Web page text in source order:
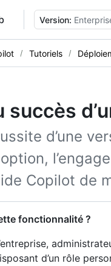
Version:
Tutoriels
succès
d’une
Copilot de
fonctionnalité ?
d’un rôle